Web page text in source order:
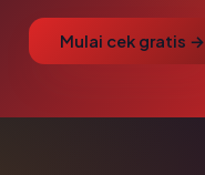
Mulai cek gratis →